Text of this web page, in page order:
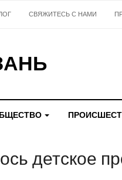
СВЯЖИТЕСЬ С НАМИ
детское